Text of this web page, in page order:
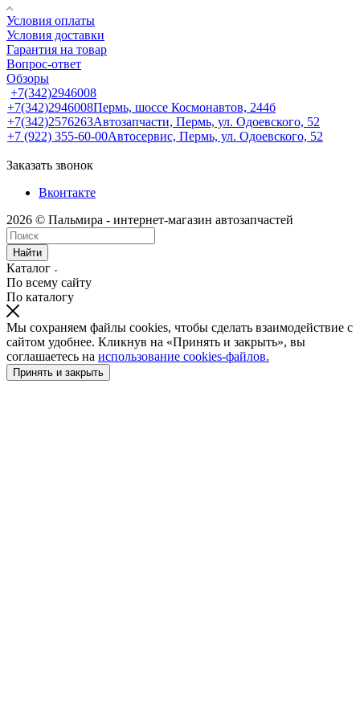
Условия оплаты
Условия доставки
Гарантия на товар
Вопрос-ответ
Обзоры
+7(342)2946008
+7(342)2946008Пермь, шоссе Космонавтов, 244б
+7(342)2576263Автозапчасти, Пермь, ул. Одоевского, 52
+7 (922) 355-60-00Автосервис, Пермь, ул. Одоевского, 52
Заказать звонок
Вконтакте
2026 © Пальмира - интернет-магазин автозапчастей
Найти
Каталог
По всему сайту
По каталогу
Мы сохраняем файлы cookies, чтобы сделать взаимодействие с
сайтом удобнее. Кликнув на «Принять и закрыть», вы
соглашаетесь на использование cookies-файлов.
Принять и закрыть